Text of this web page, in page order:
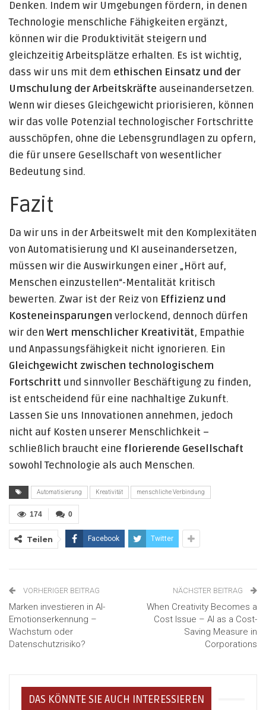
Denken. Indem wir Umgebungen fördern, in denen
Technologie menschliche Fähigkeiten ergänzt,
können wir die Produktivität steigern und
gleichzeitig Arbeitsplätze erhalten. Es ist wichtig,
dass wir uns mit dem ethischen Einsatz und der
Umschulung der Arbeitskräfte auseinandersetzen.
Wenn wir dieses Gleichgewicht priorisieren, können
wir das volle Potenzial technologischer Fortschritte
ausschöpfen, ohne die Lebensgrundlagen zu opfern,
die für unsere Gesellschaft von wesentlicher
Bedeutung sind.
Fazit
Da wir uns in der Arbeitswelt mit den Komplexitäten
von Automatisierung und KI auseinandersetzen,
müssen wir die Auswirkungen einer „Hört auf,
Menschen einzustellen“-Mentalität kritisch
bewerten. Zwar ist der Reiz von Effizienz und
Kosteneinsparungen verlockend, dennoch dürfen
wir den Wert menschlicher Kreativität, Empathie
und Anpassungsfähigkeit nicht ignorieren. Ein
Gleichgewicht zwischen technologischem
Fortschritt und sinnvoller Beschäftigung zu finden,
ist entscheidend für eine nachhaltige Zukunft.
Lassen Sie uns Innovationen annehmen, jedoch
nicht auf Kosten unserer Menschlichkeit –
schließlich braucht eine florierende Gesellschaft
sowohl Technologie als auch Menschen.
Automatisierung Kreativität menschliche Verbindung
0
174
Teilen Facebook Twitter
VORHERIGER BEITRAG
Marken investieren in AI-
Emotionserkennung –
Wachstum oder
Datenschutzrisiko?
NÄCHSTER BEITRAG
When Creativity Becomes a
Cost Issue – AI as a Cost-
Saving Measure in
Corporations
DAS KÖNNTE SIE AUCH INTERESSIEREN